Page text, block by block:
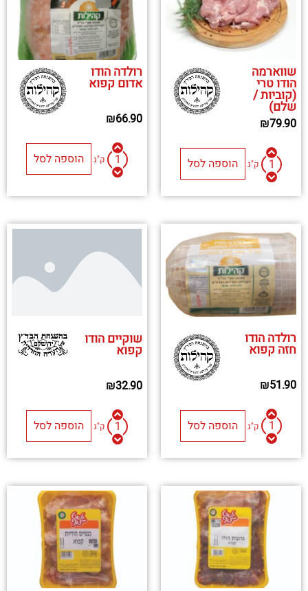
שווארמה
הודו טרי
(קוביות /
שלם)
₪79.90
ק"ג הוספה לסל
רולדה הודו
אדום קפוא
₪66.90
ק"ג הוספה לסל
רולדה הודו
חזה קפוא
₪51.90
ק"ג הוספה לסל
שוקיים הודו
קפוא
₪32.90
ק"ג הוספה לסל